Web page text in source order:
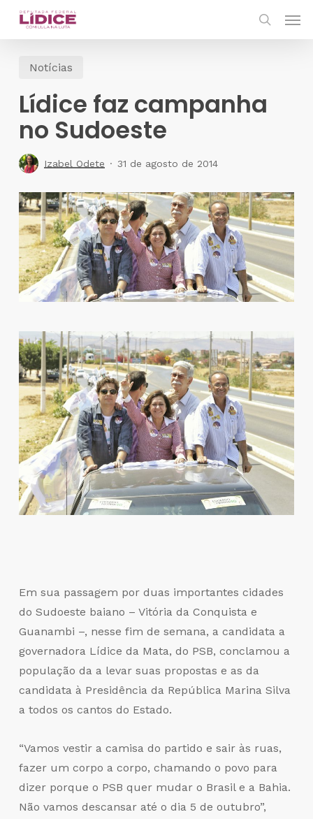
Skip
contentNotícias
Lídice faz campanha
no Sudoeste
Izabel Odete 31 de agosto de 2014
Em sua passagem por duas importantes cidades
do Sudoeste baiano – Vitória da Conquista e
Guanambi –, nesse fim de semana, a candidata a
governadora Lídice da Mata, do PSB, conclamou a
população da a levar suas propostas e as da
candidata à Presidência da República Marina Silva
a todos os cantos do Estado.
“Vamos vestir a camisa do partido e sair às ruas,
fazer um corpo a corpo, chamando o povo para
dizer porque o PSB quer mudar o Brasil e a Bahia.
Não vamos descansar até o dia 5 de outubro”,